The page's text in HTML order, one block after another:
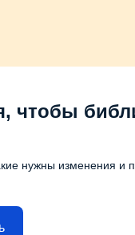
чтобы
нужны изменения и